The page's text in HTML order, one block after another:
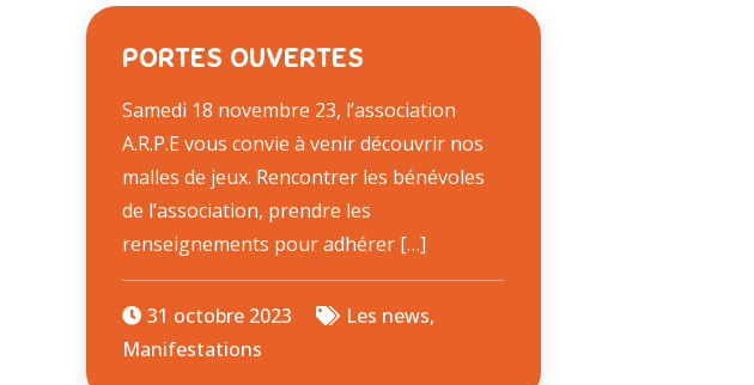
PORTES OUVERTES
Samedi 18 novembre 23, l’association
A.R.P.E vous convie à venir découvrir nos
malles de jeux. Rencontrer les bénévoles
de l’association, prendre les
renseignements pour adhérer […]
31 octobre 2023 Les news,
Manifestations